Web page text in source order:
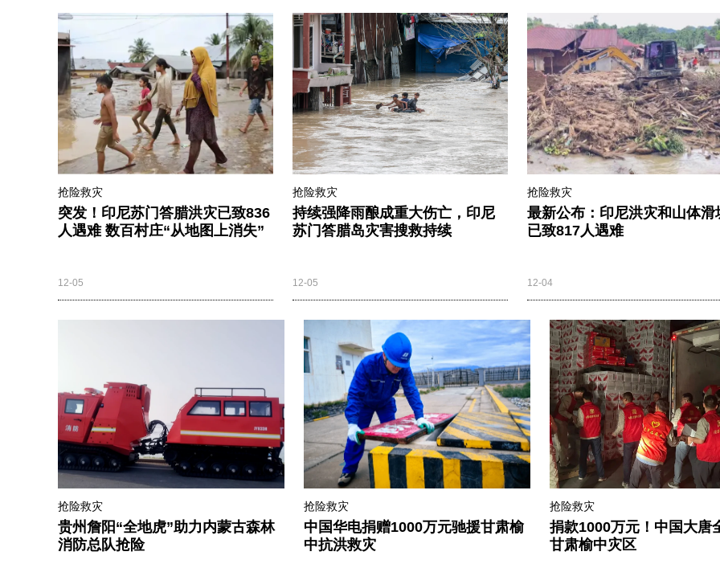
抢险救灾
突发！印尼苏门答腊洪灾已致836
人遇难 数百村庄“从地图上消失”
12-05
抢险救灾
持续强降雨酿成重大伤亡，印尼
苏门答腊岛灾害搜救持续
12-05
抢险救灾
最新公布：印尼洪灾和山体滑
已致817人遇难
12-04
抢险救灾
贵州詹阳“全地虎”助力内蒙古森林
消防总队抢险
抢险救灾
中国华电捐赠1000万元驰援甘肃榆
中抗洪救灾
抢险救灾
捐款1000万元！中国大唐
甘肃榆中灾区